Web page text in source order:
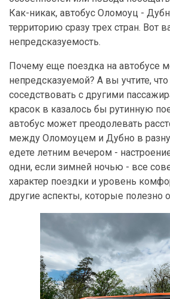
Как-никак, автобус Оломоуц -
территорию сразу трех стран. Вот
непредсказуемость.
Почему еще поездка на автобусе
непредсказуемой? А вы учтите,
соседствовать с другими
красок в казалось бы рутинную
автобус может преодолевать
между Оломоуцем и Дубно в
едете летним вечером -
одни, если зимней ночью - все
характер поездки и уровень
другие аспекты, которые полезно